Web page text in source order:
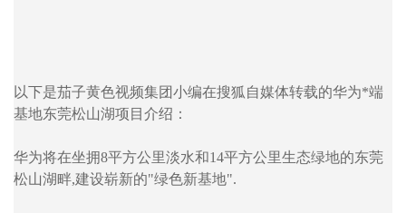
以下是茄子黄色视频集团小编在搜狐自媒体转载的华为*端
基地东莞松山湖项目介绍：
华为将在坐拥8平方公里淡水和14平方公里生态绿地的东莞
松山湖畔,建设崭新的"绿色新基地".